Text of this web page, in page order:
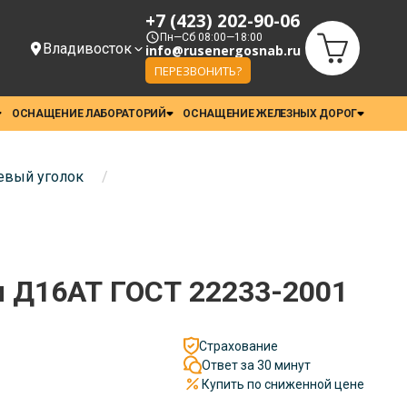
Владивосток
+7 (423) 202-90-06
Пн—Сб 08:00—18:00
info@rusenergosnab.ru
ПЕРЕЗВОНИТЬ?
ОСНАЩЕНИЕ ЛАБОРАТОРИЙ ОСНАЩЕНИЕ ЖЕЛЕЗНЫХ ДОРОГ
уголок /
ГОСТ 22233-2001
Страхование
Ответ за 30 минут
Купить по сниженной цене